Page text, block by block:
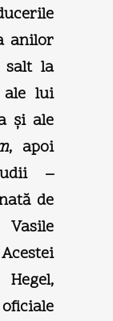
anilor
salt la
ale lui
şi ale
, apoi
–
de